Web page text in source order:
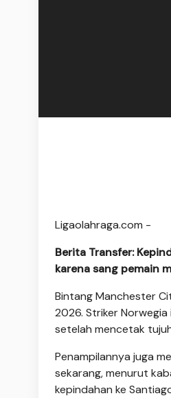
Ligaolahraga.com -
Berita Transfer:
karena sang pemain
Bintang Manchester
2026. Striker
setelah mencetak
Penampilannya juga
sekarang, menurut
kepindahan ke